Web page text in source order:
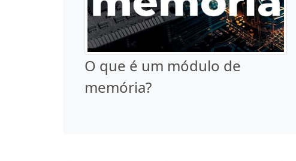
O que é um módulo de
memória?